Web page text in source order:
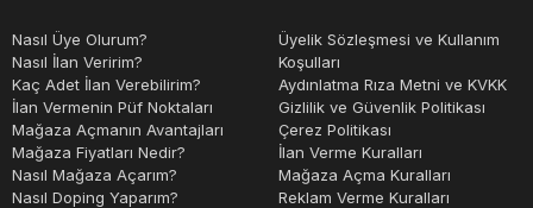
daha az ısı üreten seramik bilyelerle de yapılabilmektedir.
Nasıl Üye Olurum?
Nasıl İlan Veririm?
Kaç Adet İlan Verebilirim?
İlan Vermenin Püf Noktaları
Mağaza Açmanın Avantajları
Mağaza Fiyatları Nedir?
Nasıl Mağaza Açarım?
Nasıl Doping Yaparım?
Üyelik Sözleşmesi ve Kullanım
Koşulları
Aydınlatma Rıza Metni ve KVKK
Gizlilik ve Güvenlik Politikası
Çerez Politikası
İlan Verme Kuralları
Mağaza Açma Kuralları
Reklam Verme Kuralları